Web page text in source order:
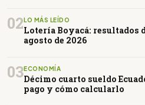
02LO MÁS LEÍDO
Lotería Boyacá: resultados
agosto de 2026
03ECONOMÍA
Décimo cuarto sueldo
pago y cómo calcularlo